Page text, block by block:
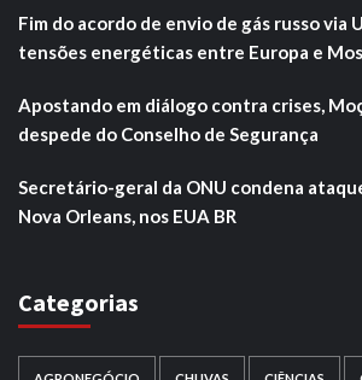
Fim do acordo de envio de gás russo via
tensões energéticas entre Europa e
Apostando em diálogo contra crises,
despede do Conselho de Segurança
Secretário-geral da ONU condena
Nova Orleans, nos EUA BR
Categorias